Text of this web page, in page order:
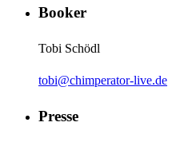
Booker
Tobi Schödl
tobi@chimperator-live.de
Presse